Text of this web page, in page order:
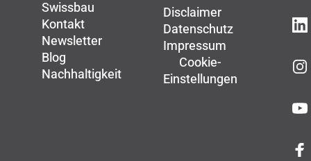
Swissbau
Kontakt
Newsletter
Blog
Nachhaltigkeit
Disclaimer
Datenschutz
Impressum
Cookie-
Einstellungen